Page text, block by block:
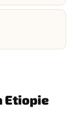
Etiopie